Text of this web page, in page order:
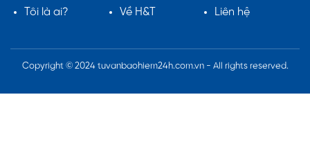
Tôi là ai? Về H&T Liên hệ
Copyright © 2024 tuvanbaohiem24h.com.vn - All rights reserved.